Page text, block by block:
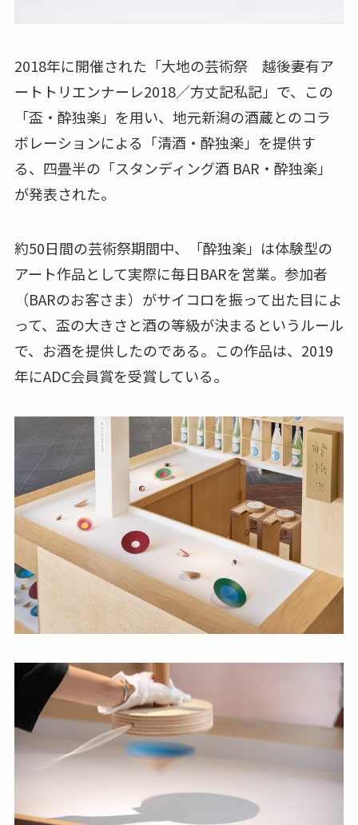
2018年に開催された「大地の芸術祭 越後妻有ア
ートトリエンナーレ2018／方丈記私記」で、この
「盃・酔独楽」を用い、地元新潟の酒蔵とのコラ
ボレーションによる「清酒・酔独楽」を提供す
る、四畳半の「スタンディング酒 BAR・酔独楽」
が発表された。
約50日間の芸術祭期間中、「酔独楽」は体験型の
アート作品として実際に毎日BARを営業。参加者
（BARのお客さま）がサイコロを振って出た目によ
って、盃の大きさと酒の等級が決まるというルール
で、お酒を提供したのである。この作品は、2019
年にADC会員賞を受賞している。